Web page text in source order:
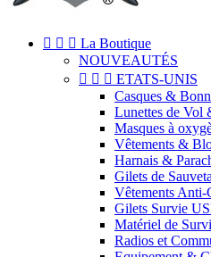
   La Boutique
NOUVEAUTÉS
   ETATS-UNIS
Casques &
Lunettes de Vol
Masques à
Vêtements &
Harnais &
Gilets de
Vêtements Anti-
Gilets Survie
Matériel de
Radios et